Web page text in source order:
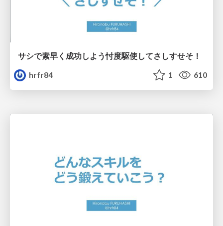
サシで素早く成功しよう忖度駆使してさしすせそ！
hrfr84
1 610